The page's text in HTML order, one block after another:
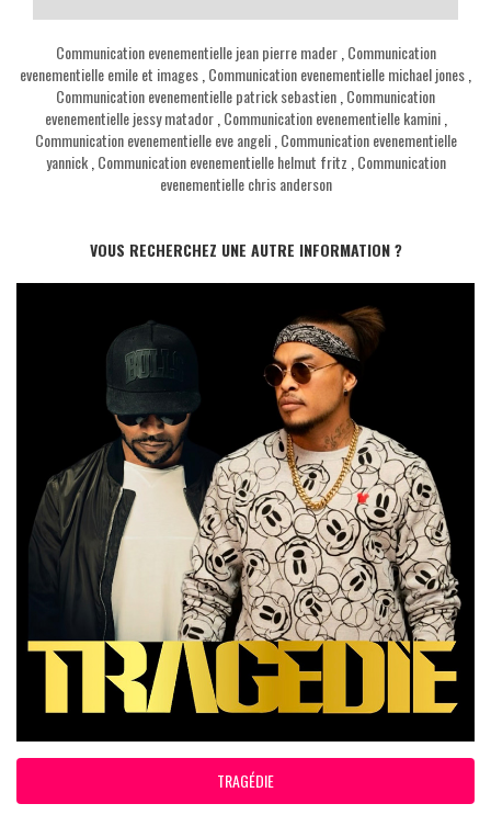
Communication evenementielle jean pierre mader, Communication
evenementielle emile et images Communication evenementielle michael jones
Communication evenementielle patrick sebastien Communication
evenementielle jessy matador, Communication evenementielle kamini,
Communication evenementielle eve angeli, Communication evenementielle
yannick, Communication evenementielle helmut fritz Communication
evenementielle chris anderson
VOUS RECHERCHEZ UNE AUTRE INFORMATION ?
TRAGÉDIE